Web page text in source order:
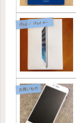
i
Pad / iPad mini
お買いもの